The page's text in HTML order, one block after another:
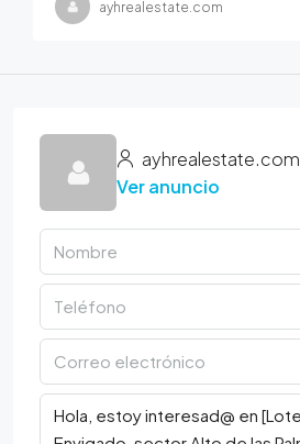
ayhrealestate.com
ayhrealestate.com
Ver anuncio